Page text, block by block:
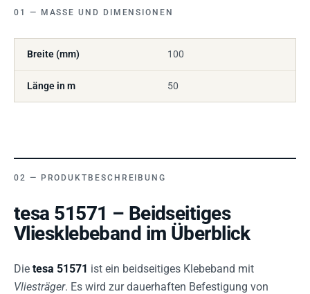
MASSE UND DIMENSIONEN
Breite (mm) 100
Länge in m 50
PRODUKTBESCHREIBUNG
tesa 51571 – Beidseitiges
Vliesklebeband im Überblick
Die tesa 51571 ist ein beidseitiges Klebeband mit
Vliesträger. Es wird zur dauerhaften Befestigung von